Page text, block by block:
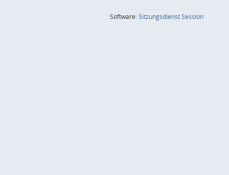
Software:SitzungsdienstSession(Wird in